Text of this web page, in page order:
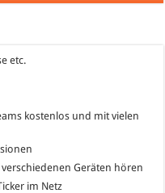
etc.
kostenlos und mit vielen
Geräten hören
im Netz